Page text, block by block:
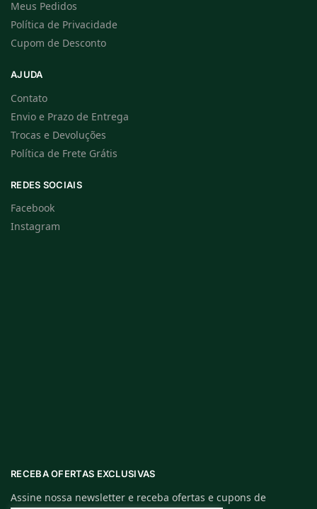
Meus Pedidos
Política de Privacidade
Cupom de Desconto
AJUDA
Contato
Envio e Prazo de Entrega
Trocas e Devoluções
Política de Frete Grátis
REDES SOCIAIS
Facebook
Instagram
RECEBA OFERTAS EXCLUSIVAS
Assine nossa newsletter e receba ofertas e cupons de